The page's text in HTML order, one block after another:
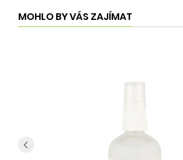
MOHLO BY VÁS ZAJÍMAT